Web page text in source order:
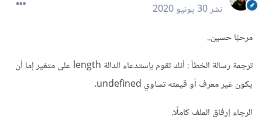
نشر30 يونيو 2020
مرحبًا حسين..
ترجمة رسالة الخطأ : أنك تقوم بإستدعاء الدالة length على متغير إما أن
يكون غير معرف أو قيمته تساوي undefined.
الرجاء إرفاق الملف كاملًا.